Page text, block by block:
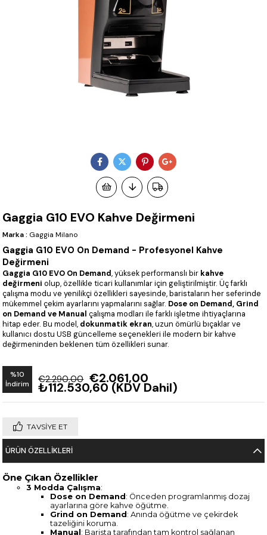
Gaggia G10 EVO Kahve Değirmeni
Marka : Gaggia Milano
Gaggia G10 EVO On Demand - Profesyonel Kahve
Değirmeni
Gaggia G10 EVO On Demand, yüksek performanslı bir kahve
değirmeni olup, özellikle ticari kullanımlar için geliştirilmiştir. Üç farklı
çalışma modu ve yenilikçi özellikleri sayesinde, baristaların her seferinde
mükemmel çekim ayarlarını yapmalarını sağlar. Dose on Demand, Grind
on Demand ve Manual çalışma modları ile farklı işletme ihtiyaçlarına
hitap eder. Bu model, dokunmatik ekran, uzun ömürlü bıçaklar ve
kullanıcı dostu USB güncelleme seçenekleri ile modern bir kahve
değirmeninden beklenen tüm özellikleri sunar.
%10
İndirim
€2.290,00 €2.061,00
₺112.530,60 (KDV Dahil)
TAVSIYE ET
ÜRÜN ÖZELLIKLERI
Öne Çıkan Özellikler
3 Modda Çalışma:
Dose on Demand : Önceden programlanmış dozaj
ayarlarına göre kahve öğütme.
Grind on Demand : Anında öğütme ve çekirdek
tazeliğini koruma.
Manual : Barista tarafından tam kontrol sağlanan